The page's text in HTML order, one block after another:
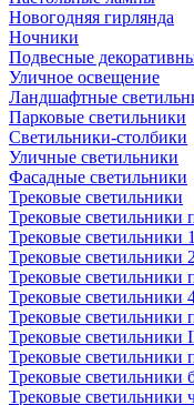
Новогодняя гирлянда
Ночники
Подвесные
Уличное освещение
Ландшафтные
Парковые светильники
Светильники-столбики
Уличные светильники
Фасадные светильники
Трековые светильники
Трековые светильники
Трековые светильники
Трековые светильники
Трековые светильники
Трековые светильники
Трековые светильники
Трековые светильники
Трековые светильники
Трековые светильники
Трековые светильники